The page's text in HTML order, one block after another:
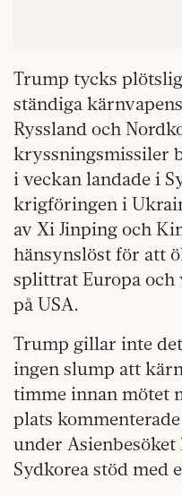
Trump tycks
ständiga
Ryssland och
kryssningsmissiler
i veckan landade i
krigföringen i
av Xi Jinping och
hänsynslöst för att
splittrat Europa och
på USA.
Trump gillar inte
ingen slump att
timme innan mötet
plats
under Asienbesöket
Sydkorea stöd med